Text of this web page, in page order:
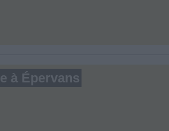
à Épervans